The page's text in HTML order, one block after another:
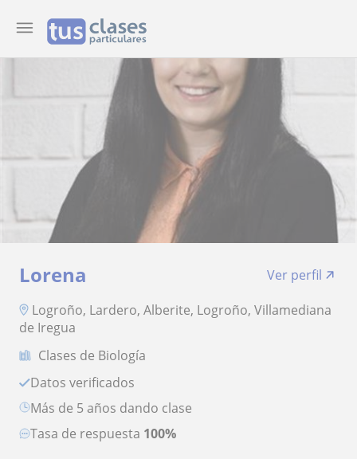
Lorena
Ver perfil
Logroño, Lardero, Alberite, Logroño, Villamediana
de Iregua
Clases de Biología
Datos verificados
más de 5 años dando clase
Tasa de respuesta 100%